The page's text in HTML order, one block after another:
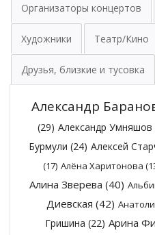
Организаторы концертов
Художники Театр/Кино
Друзья, близкие и тусовка
Александр
(29) Александр Умняшов
Бурмули (24) Алексей
(17) Алёна Харитонова
Алина Зверева (40)
Диевская (42)
Гришина (22) Арина